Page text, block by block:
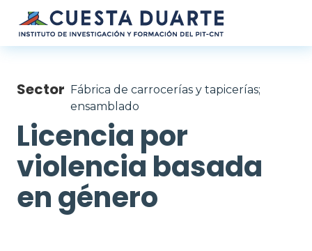
Pasar al contenido principal
Sector
Fábrica de carrocerías y tapicerías;
ensamblado
Licencia por
violencia basada
en género